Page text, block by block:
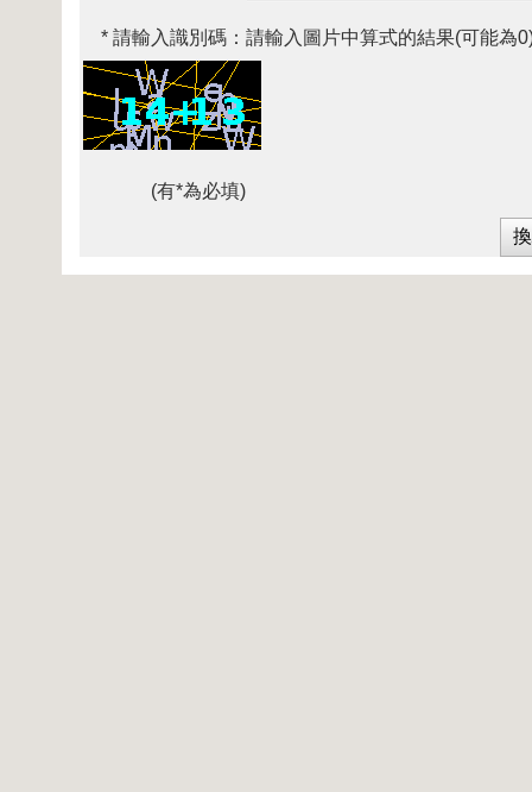
* 請輸入識別碼： 請輸入圖片中算式的結果(可能為
(有*為必填)